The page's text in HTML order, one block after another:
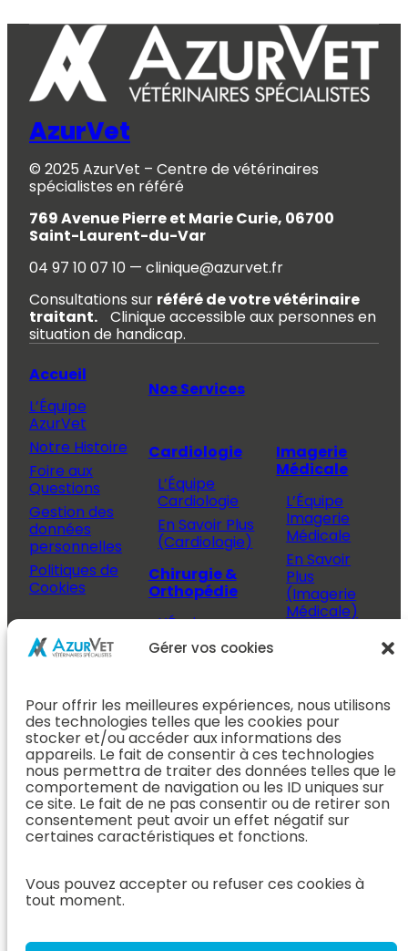
Gérer vos cookies
Pour offrir les meilleures expériences, nous utilisons
des technologies telles que les cookies pour
stocker et/ou accéder aux informations des
appareils. Le fait de consentir à ces technologies
nous permettra de traiter des données telles que le
comportement de navigation ou les ID uniques sur
ce site. Le fait de ne pas consentir ou de retirer son
consentement peut avoir un effet négatif sur
certaines caractéristiques et fonctions.
Vous pouvez accepter ou refuser ces cookies à
tout moment.
AzurVet
© 2025 AzurVet – Centre de vétérinaires
spécialistes en référé
769 Avenue Pierre et Marie Curie, 06700
Saint-Laurent-du-Var
04 97 10 07 10 — clinique@azurvet.fr
Consultations sur référé de votre vétérinaire
traitant. Clinique accessible aux personnes en
situation de handicap.
Accueil
L’Équipe
AzurVet
Notre Histoire
Foire aux
Questions
Gestion des
données
personnelles
Politiques de
Cookies
Propriétaire
Prendre
rendez-vous
Après mon
rendez-vous
Espace
Vétérinaire
cas
Nous rejoindre
AzurVet
Nos Services
Cardiologie
L’Équipe
Cardiologie
En Savoir Plus
(Cardiologie)
Chirurgie &
Orthopédie
L’Équipe
Chirurgie &
Orthopédie
(Chirurgie &
Orthopédie)
Dentisterie &
ORL
L’Équipe
Dentisterie &
ORL
(Dentisterie &
ORL)
Imagerie
Médicale
L’Équipe
Imagerie
Médicale
En Savoir
Plus
(Imagerie
Médicale)
Médecine
Interne
En Savoir
Plus
(Médecine
Interne)
Neurologie
Neurologie
(Neurologie)